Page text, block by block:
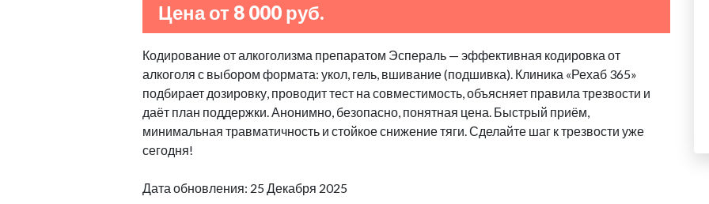
Цена от 8 000 руб.
Кодирование от алкоголизма препаратом Эспераль — эффективная кодировка от
алкоголя с выбором формата: укол, гель, вшивание (подшивка). Клиника «Рехаб 365»
подбирает дозировку, проводит тест на совместимость, объясняет правила трезвости и
даёт план поддержки. Анонимно, безопасно, понятная цена. Быстрый приём,
минимальная травматичность и стойкое снижение тяги. Сделайте шаг к трезвости уже
сегодня!
Дата обновления: 25 Декабря 2025